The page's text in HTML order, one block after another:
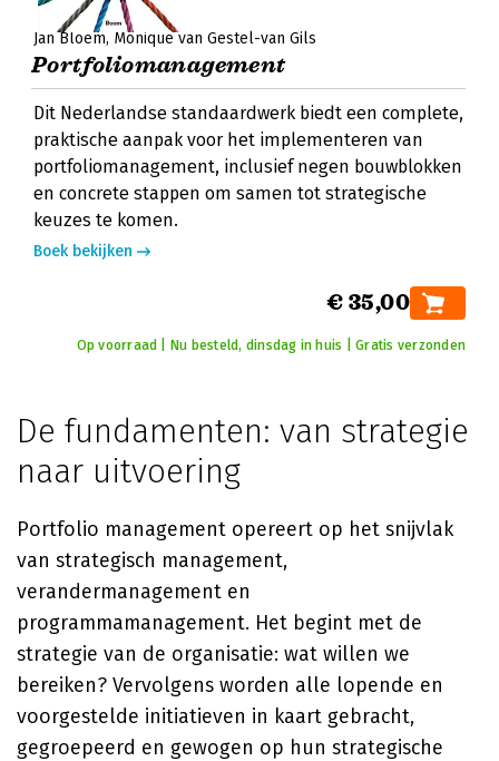
Jan Bloem Monique van Gestel-van Gils
Portfoliomanagement
Dit Nederlandse standaardwerk biedt een complete,
praktische aanpak voor het implementeren van
portfoliomanagement, inclusief negen bouwblokken
en concrete stappen om samen tot strategische
keuzes te komen.
Boek bekijken
€ 35,00
Op voorraad | Nu besteld, dinsdag in huis | Gratis verzonden
De fundamenten: van strategie
naar uitvoering
Portfolio management opereert op het snijvlak
van strategisch management,
verandermanagement en
programmamanagement. Het begint met de
strategie van de organisatie: wat willen we
bereiken? Vervolgens worden alle lopende en
voorgestelde initiatieven in kaart gebracht,
gegroepeerd en gewogen op hun strategische